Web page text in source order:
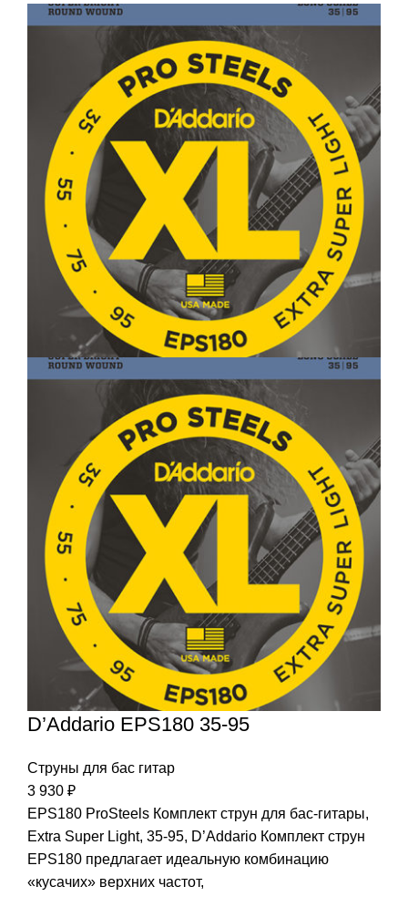
D’Addario EPS180 35-95
Струны для бас гитар
3 930 ₽
EPS180 ProSteels Комплект струн для бас-гитары,
Extra Super Light, 35-95, D’Addario Комплект струн
EPS180 предлагает идеальную комбинацию
«кусачих» верхних частот,